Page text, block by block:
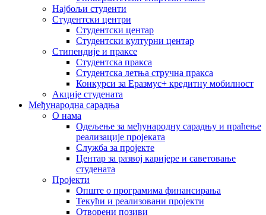
Најбољи студенти
Студентски центри
Студентски центар
Студентски културни центар
Стипендије и праксе
Студентска пракса
Студентска летња стручна пракса
Конкурси за Еразмус+ кредитну мобилност
Акције студената
Међународна сарадња
О нама
Одељење за међународну сарадњу и праћење
реализације пројеката
Служба за пројекте
Центар за развој каријере и саветовање
студената
Пројекти
Опште о програмима финансирања
Текући и реализовани пројекти
Отворени позиви